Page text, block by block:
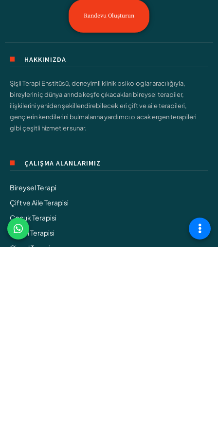
Randevu Oluşturun
HAKKIMIZDA
Şişli Terapi Enstitüsü, deneyimli klinik psikologlar aracılığıyla,
bireylerin iç dünyalarında keşfe çıkacakları bireysel terapiler,
ilişkilerini yeniden şekillendirebilecekleri çift ve aile terapileri,
gençlerin kendilerini bulmalarına yardımcı olacak ergen terapileri
gibi çeşitli hizmetler sunar.
ÇALIŞMA ALANLARIMIZ
Bireysel Terapi
Çift ve Aile Terapisi
Çocuk Terapisi
Ergen Terapisi
Cinsel Terapi